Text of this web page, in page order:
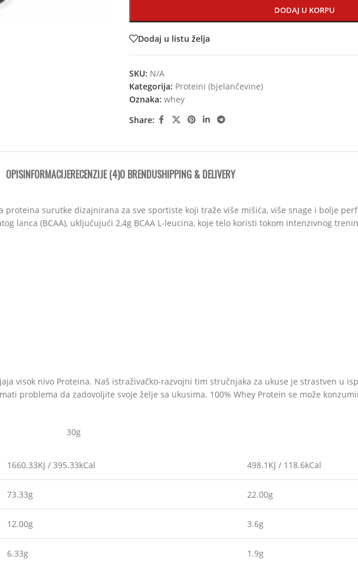
DODAJ U KORPU
Dodaj u listu želja
SKU: N/A
Kategorija: Proteini (bjelančevine)
Oznaka: whey
Share:
OPISINFORMACIJERECENZIJE (4)O BRENDUSHIPPING & DELIVERY
surutke dizajnirana za sve sportiste koji traže više mišića, više snage i bolje
lanca (BCAA), uključujući 2,4g BCAA L-leucina, koje telo koristi tokom intenzivnog
visok nivo Proteina. Naš istraživačko-razvojni tim stručnjaka za ukuse je strastven u
problema da zadovoljite svoje želje sa ukusima. 100% Whey Protein se može
30g
1660.33KJ / 395.33kCal 498.1KJ / 118.6kCal
73.33g 22.00g
12.00g 3.6g
6.33g 1.9g